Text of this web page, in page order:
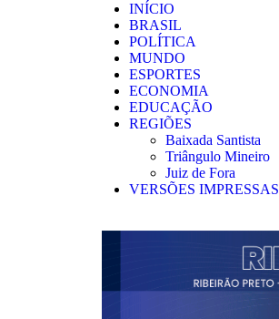
INÍCIO
BRASIL
POLÍTICA
MUNDO
ESPORTES
ECONOMIA
EDUCAÇÃO
REGIÕES
Baixada Santista
Triângulo Mineiro
Juiz de Fora
VERSÕES IMPRESSAS